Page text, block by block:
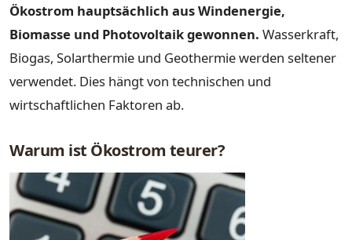
Ökostrom hauptsächlich aus Windenergie,
Biomasse und Photovoltaik gewonnen. Wasserkraft,
Biogas, Solarthermie und Geothermie werden seltener
verwendet. Dies hängt von technischen und
wirtschaftlichen Faktoren ab.
Warum ist Ökostrom teurer?